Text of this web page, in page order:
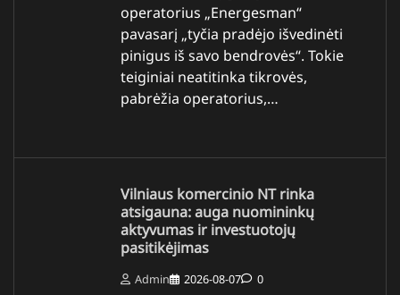
operatorius „Energesman“
pavasarį „tyčia pradėjo išvedinėti
pinigus iš savo bendrovės“. Tokie
teiginiai neatitinka tikrovės,
pabrėžia operatorius,…
Vilniaus komercinio NT rinka
atsigauna: auga nuomininkų
aktyvumas ir investuotojų
pasitikėjimas
Admin 2026-08-07 0